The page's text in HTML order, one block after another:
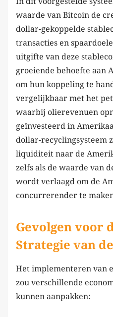
waarde van Bitcoin de
dollar-gekoppelde
transacties en
uitgifte van deze
groeiende behoefte aan
om hun koppeling te
vergelijkbaar met het
waarbij olierevenuen
geïnvesteerd in
dollar-recyclingsysteem
liquiditeit naar de
zelfs als de waarde van
wordt verlaagd om de
concurrerender te
Gevolgen voor
Strategie van
Het implementeren van
zou verschillende
kunnen aanpakken: